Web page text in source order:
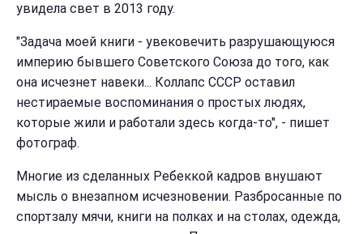
увидела свет в 2013 году.
"Задача моей книги - увековечить разрушающуюся
империю бывшего Советского Союза до того, как
она исчезнет навеки... Коллапс СССР оставил
нестираемые воспоминания о простых людях,
которые жили и работали здесь когда-то", - пишет
фотограф.
Многие из сделанных Ребеккой кадров внушают
мысль о внезапном исчезновении. Разбросанные по
спортзалу мячи, книги на полках и на столах, одежда,